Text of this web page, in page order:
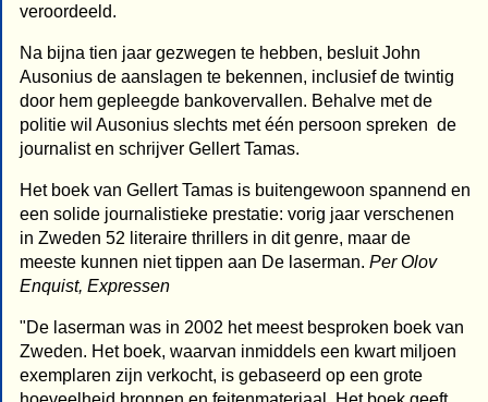
veroordeeld.
Na bijna tien jaar gezwegen te hebben, besluit John
Ausonius de aanslagen te bekennen, inclusief de twintig
door hem gepleegde bankovervallen. Behalve met de
politie wil Ausonius slechts met één persoon spreken  de
journalist en schrijver Gellert Tamas.
Het boek van Gellert Tamas is buitengewoon spannend en
een solide journalistieke prestatie: vorig jaar verschenen
in Zweden 52 literaire thrillers in dit genre, maar de
meeste kunnen niet tippen aan De laserman. Per Olov
Enquist, Expressen
"De laserman was in 2002 het meest besproken boek van
Zweden. Het boek, waarvan inmiddels een kwart miljoen
exemplaren zijn verkocht, is gebaseerd op een grote